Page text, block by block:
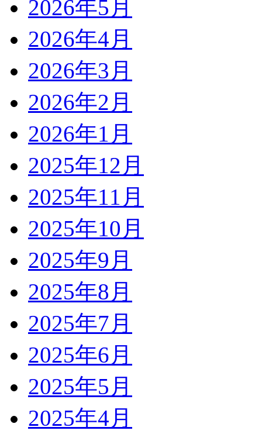
2026年5月
2026年4月
2026年3月
2026年2月
2026年1月
2025年12月
2025年11月
2025年10月
2025年9月
2025年8月
2025年7月
2025年6月
2025年5月
2025年4月